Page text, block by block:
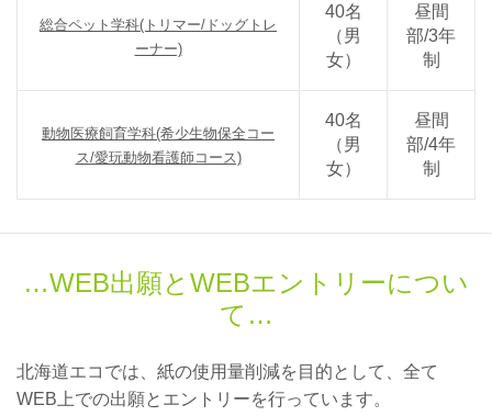
総合ペット学科(トリマー/ドッグトレ
ーナー)
40名
（男
女）
昼間
部/3年
制
動物医療飼育学科(希少生物保全コー
ス/愛玩動物看護師コース)
40名
（男
女）
昼間
部/4年
制
WEB出願とWEBエントリーについ
て
北海道エコでは、紙の使用量削減を目的として、 全て
WEB上での出願とエントリーを行っています。